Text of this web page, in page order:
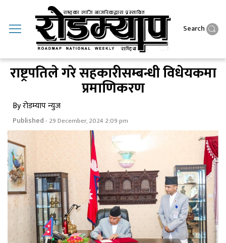
Search
राष्ट्रपतिले गरे सहकारीसम्बन्धी विधेयकमा
प्रमाणिकरण
By रोडम्याप न्युज
Published- 29 December, 2024 2:09 pm